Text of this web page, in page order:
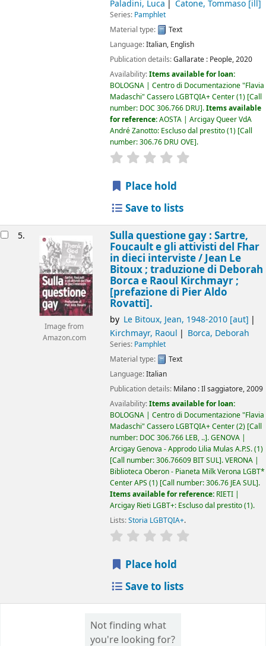
Paladini, Luca
Catone, Tommaso [ill]
Series: Pamphlet
Material type:
Text
Language:Italian, English
Publication details:Gallarate : People,2020
Availability:Items available for loan:
BOLOGNA | Centro di Documentazione "Flavia
Madaschi" Cassero LGBTQIA+ Center(1) Call
number: DOC 306.766 DRU .Items available
for reference:AOSTA | Arcigay Queer VdA
André Zanotto: Escluso dal prestito(1) Call
number:306.76 DRU OVE .
star rating
Place hold
Save to lists
5.
Image from
Amazon.com
Sulla questione gay : Sartre,
Foucault e gli attivisti del Fhar
in dieci interviste /Jean Le
Bitoux ; traduzione di Deborah
Borca e Raoul Kirchmayr ;
[prefazione di Pier Aldo
Rovatti].
by Le Bitoux, Jean, 1948-2010[aut]
Kirchmayr, Raoul
Borca, Deborah
Series: Pamphlet
Material type:
Text
Language:Italian
Publication details: Milano :Il saggiatore,2009
Availability:Items available for loan:
BOLOGNA | Centro di Documentazione "Flavia
Madaschi" Cassero LGBTQIA+ Center(2) Call
number: DOC 306.766 LEB, .. .GENOVA |
Arcigay Genova - Approdo Lilia Mulas A.P.S.(1)
Call number:306.76609 BIT SUL .VERONA |
Biblioteca Oberon - Pianeta Milk Verona LGBT*
Center APS (1) Call number:306.76 JEA SUL .
Items available for reference: RIETI |
Arcigay Rieti LGBT+: Escluso dal prestito(1).
Lists:Storia LGBTQIA+.
star rating
Place hold
Save to lists
Not finding what
you're looking for?